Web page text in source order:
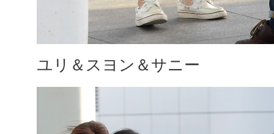
ユリ＆スヨン＆サニー